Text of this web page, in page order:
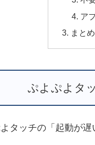
ア
まとめ
ぷよぷよタ
タッチの「起動が